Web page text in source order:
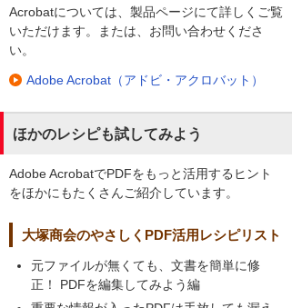
Acrobatについては、製品ページにて詳しくご覧
いただけます。または、お問い合わせくださ
い。
Adobe Acrobat（アドビ・アクロバット）
ほかのレシピも試してみよう
Adobe AcrobatでPDFをもっと活用するヒント
をほかにもたくさんご紹介しています。
大塚商会のやさしくPDF活用レシピリスト
元ファイルが無くても、文書を簡単に修
正！ PDFを編集してみよう編